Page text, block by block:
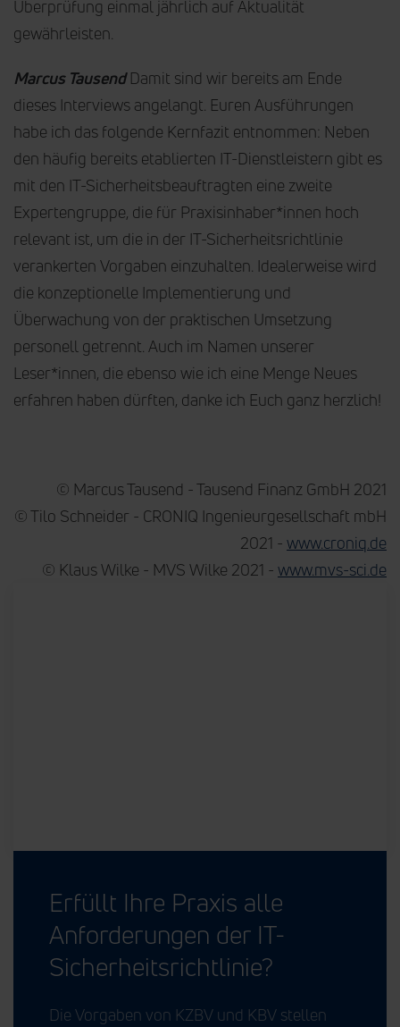
Überprüfung einmal jährlich auf Aktualität
gewährleisten.
Marcus TausendDamit sind wir bereits am Ende
dieses Interviews angelangt. Euren Ausführungen
habe ich das folgende Kernfazit entnommen: Neben
den häufig bereits etablierten IT-Dienstleistern gibt es
mit den IT-Sicherheitsbeauftragten eine zweite
Expertengruppe, die für Praxisinhaber*innen hoch
relevant ist, um die in der IT-Sicherheitsrichtlinie
verankerten Vorgaben einzuhalten. Idealerweise wird
die konzeptionelle Implementierung und
Überwachung von der praktischen Umsetzung
personell getrennt. Auch im Namen unserer
Leser*innen, die ebenso wie ich eine Menge Neues
erfahren haben dürften, danke ich Euch ganz herzlich!
© Marcus Tausend - Tausend Finanz GmbH 2021
© Tilo Schneider - CRONIQ Ingenieurgesellschaft mbH
2021 - www.croniq.de
© Klaus Wilke - MVS Wilke 2021 - www.mvs-sci.de
Erfüllt Ihre Praxis alle
Anforderungen der IT-
Sicherheitsrichtlinie?
Die Vorgaben von KZBV und KBV stellen